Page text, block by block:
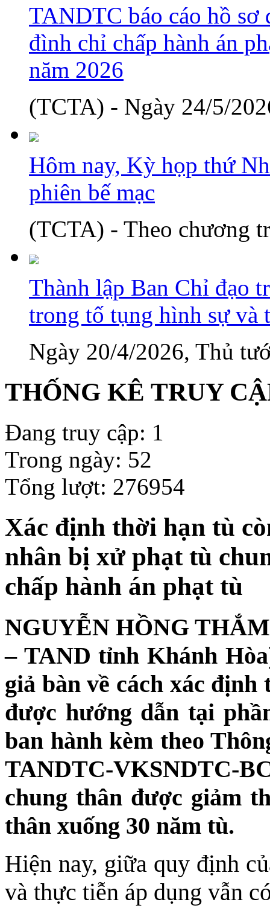
TANDTC báo cáo hồ sơ
đình chỉ chấp hành án
năm 2026
(TCTA) - Ngày 24/5/
Hôm nay, Kỳ họp thứ
phiên bế mạc
(TCTA) - Theo chương
Thành lập Ban Chỉ đạo
trong tố tụng hình sự và
Ngày 20/4/2026, Thủ
THỐNG KÊ TRUY
Đang truy cập: 1
Trong ngày: 52
Tổng lượt: 276954
Xác định thời hạn tù
nhân bị xử phạt tù
chấp hành án phạt tù
NGUYỄN HỒNG
– TAND tỉnh Khánh
giả bàn về cách xác
được hướng dẫn tại
ban hành kèm theo
TANDTC-VKSNDTC-
chung thân được giảm
thân xuống 30 năm tù.
Hiện nay, giữa quy định
và thực tiễn áp dụng vẫn